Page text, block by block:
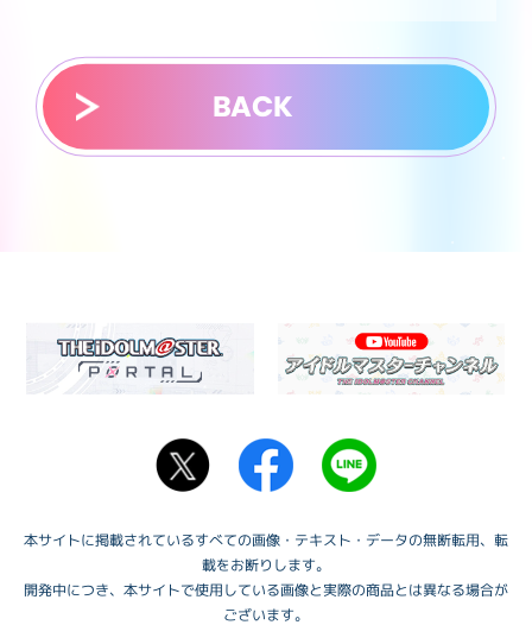
BACK
本サイトに掲載されているすべての画像・テキスト・データの無断転用、転
載をお断りします。
開発中につき、本サイトで使用している画像と実際の商品とは異なる場合が
ございます。